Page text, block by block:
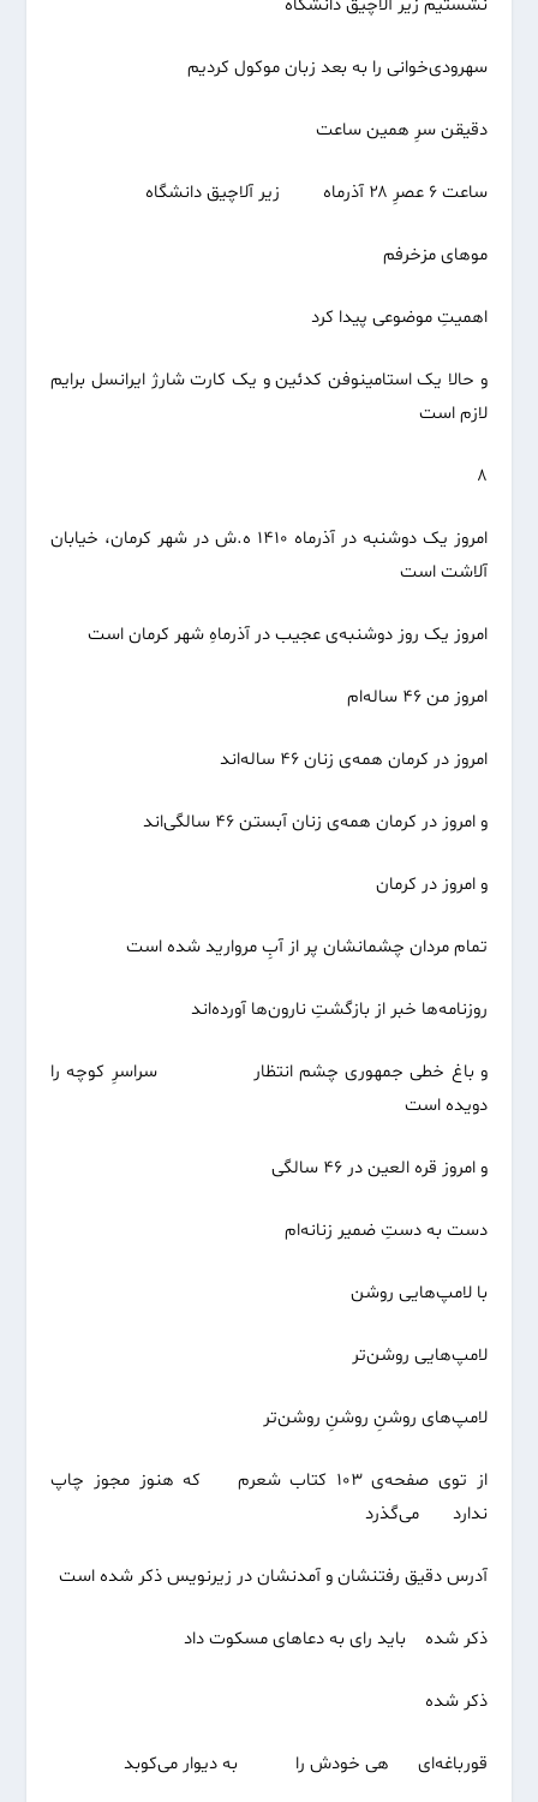
نشستیم زیر آلاچیق دانشگاه
سهرودی‌خوانی را به بعد زبان موکول کردیم
دقیقن سرِ همین ساعت
ساعت ۶ عصرِ ۲۸ آذرماه زیر آلاچیق دانشگاه
موهای مزخرفم
اهمیتِ موضوعی پیدا کرد
و حالا یک استامینوفن کدئین و یک کارت شارژ ایرانسل برایم
لازم است
۸
امروز یک دوشنبه در آذرماه ۱۴۱۰ ه.ش در شهر کرمان، خیابان
آلاشت است
امروز یک روز دوشنبه‌ی عجیب در آذرماهِ شهر کرمان است
امروز من ۴۶ ساله‌ام
امروز در کرمان همه‌ی زنان ۴۶ ساله‌اند
و امروز در کرمان همه‌ی زنان آبستن ۴۶ سالگی‌اند
و امروز در کرمان
تمام مردان چشمانشان پر از آبِ مروارید شده است
روزنامه‌ها خبر از بازگشتِ نارون‌ها آورده‌اند
و باغ خطی جمهوری چشم انتظار سراسرِ کوچه را
دویده است
و امروز قره العین در ۴۶ سالگی
دست به دستِ ضمیر زنانه‌ام
با لامپ‌هایی روشن
لامپ‌هایی روشن‌تر
لامپ‌های روشنِ روشنِ روشن‌تر
از توی صفحه‌ی ۱۰۳ کتاب شعرم که هنوز مجوز چاپ
ندارد می‌گذرد
آدرس دقیق رفتنشان و آمدنشان در زیرنویس ذکر شده است
ذکر شده باید رای به دعاهای مسکوت داد
ذکر شده
قورباغه‌ای هی خودش را به دیوار می‌کوبد